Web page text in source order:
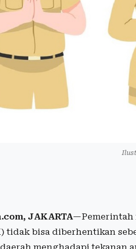
JAKARTA—Pemerintah
tidak bisa diberhentikan
menghadapi tekanan